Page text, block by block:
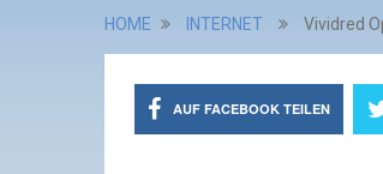
HOME INTERNET Vividred
AUF FACEBOOK TEILEN